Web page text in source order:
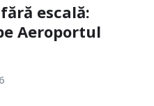
escală:
Aeroportul